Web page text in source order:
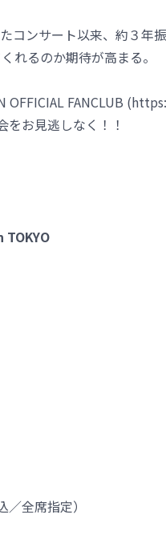
コンサート以来、約３年
れるのか期待が高まる。
OFFICIAL FANCLUB
お見逃しなく！！
TOKYO
／全席指定）